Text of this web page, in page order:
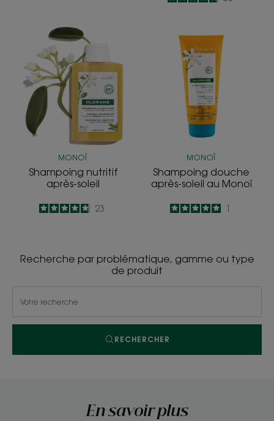
Shampoing nutritif
après-
soleil
MONOÏ
Shampoing nutritif
après-soleil
4.8
/
5
23
Shampoing
douche
après-
soleil au Monoï
MONOÏ
Shampoing douche
après-soleil au Monoï
5/51
Recherche par problématique, gamme ou type
de produit
RECHERCHER
En savoir plus